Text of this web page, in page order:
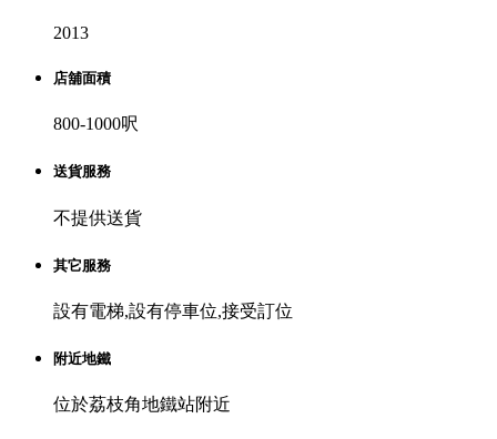
2013
店舖面積
800-1000呎
送貨服務
不提供送貨
其它服務
設有電梯,設有停車位,接受訂位
附近地鐵
位於荔枝角地鐵站附近